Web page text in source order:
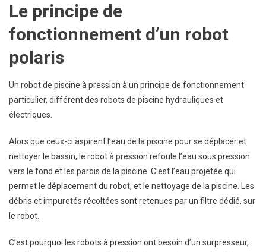
Le principe de
fonctionnement d’un robot
polaris
Un robot de piscine à pression à un principe de fonctionnement
particulier, différent des robots de piscine hydrauliques et
électriques.
Alors que ceux-ci aspirent l’eau de la piscine pour se déplacer et
nettoyer le bassin, le robot à pression refoule l’eau sous pression
vers le fond et les parois de la piscine. C’est l’eau projetée qui
permet le déplacement du robot, et le nettoyage de la piscine. Les
débris et impuretés récoltées sont retenues par un filtre dédié, sur
le robot.
C’est pourquoi les robots à pression ont besoin d’un surpresseur,